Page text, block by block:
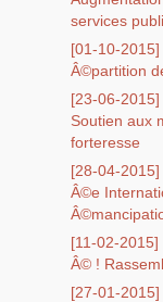
services
[01-10-2015]
Â©partition
[23-06-2015]
Soutien aux
forteresse
[28-04-2015]
Â©e
[11-02-2015]
Â© !
[27-01-2015]